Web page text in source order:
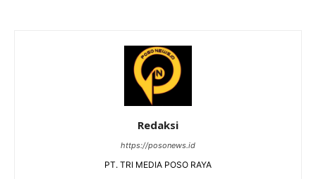
Redaksi
https://posonews.id
PT. TRI MEDIA POSO RAYA